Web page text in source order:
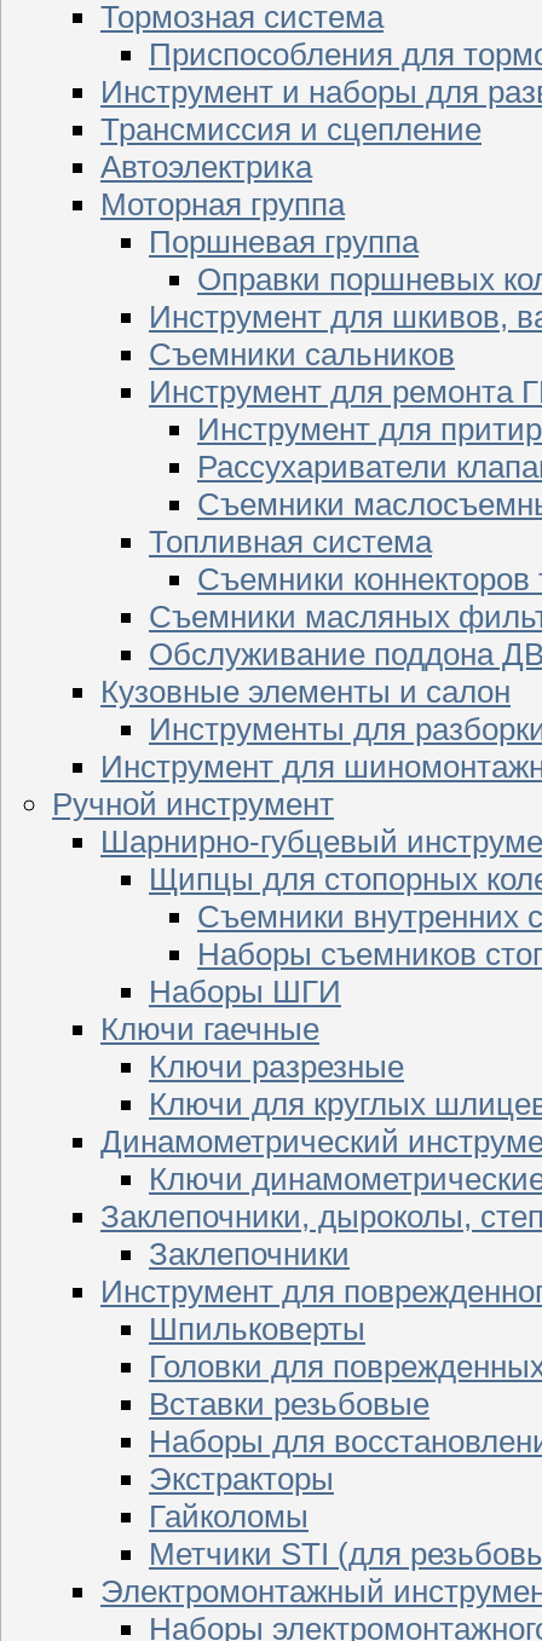
Тормозная система
Приспособления для
Инструмент и наборы для
Трансмиссия и сцепление
Автоэлектрика
Моторная группа
Поршневая группа
Оправки поршневых
Инструмент для шкивов,
Съемники сальников
Инструмент для ремонта
Инструмент для
Рассухариватели
Съемники
Топливная система
Съемники
Съемники масляных
Обслуживание поддона
Кузовные элементы и салон
Инструменты для
Инструмент для
Ручной инструмент
Шарнирно-губцевый
Щипцы для стопорных
Съемники внутренних
Наборы съемников
Наборы ШГИ
Ключи гаечные
Ключи разрезные
Ключи для круглых
Динамометрический
Ключи
Заклепочники, дыроколы,
Заклепочники
Инструмент для
Шпильковерты
Головки для
Вставки резьбовые
Наборы для
Экстракторы
Гайколомы
Метчики STI (для
Электромонтажный
Наборы